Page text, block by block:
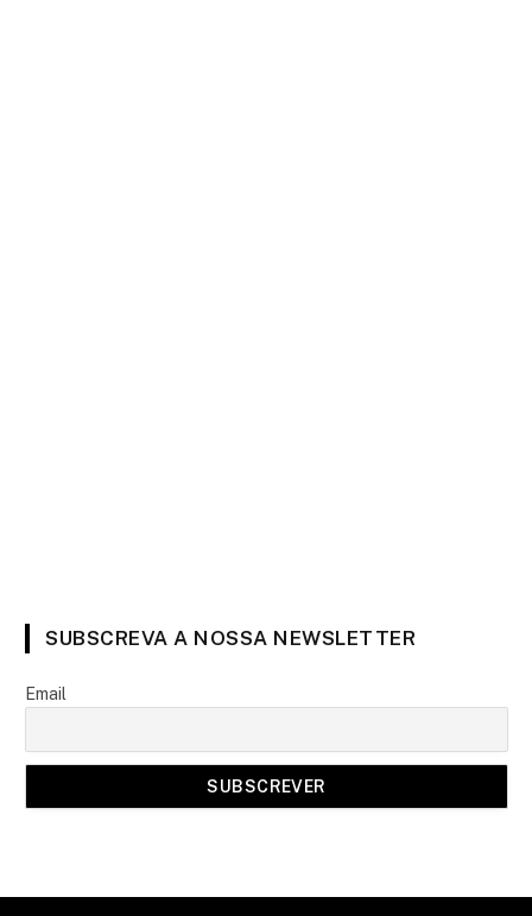
SUBSCREVA A NOSSA NEWSLETTER
Email